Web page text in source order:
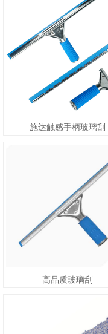
施达触感手柄玻璃刮
高品质玻璃刮